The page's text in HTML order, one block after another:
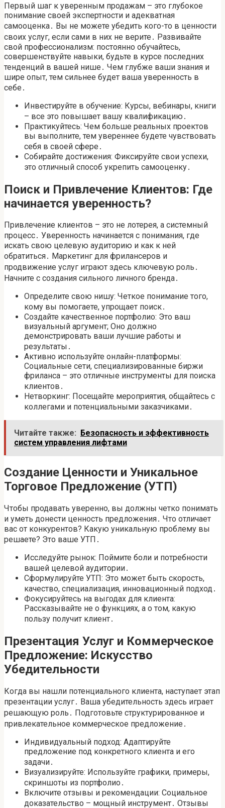
Первый шаг к уверенным продажам – это глубокое
понимание своей экспертности и адекватная
самооценка․ Вы не можете убедить кого-то в ценности
своих услуг, если сами в них не верите․ Развивайте
свой профессионализм: постоянно обучайтесь,
совершенствуйте навыки, будьте в курсе последних
тенденций в вашей нише․ Чем глубже ваши знания и
шире опыт, тем сильнее будет ваша уверенность в
себе․
Инвестируйте в обучение: Курсы, вебинары, книги
– все это повышает вашу квалификацию․
Практикуйтесь: Чем больше реальных проектов
вы выполните, тем увереннее будете чувствовать
себя в своей сфере․
Собирайте достижения: Фиксируйте свои успехи,
это отличный способ укрепить самооценку․
Поиск и Привлечение Клиентов: Где
начинается уверенность?
Привлечение клиентов – это не лотерея, а системный
процесс․ Уверенность начинается с понимания, где
искать свою целевую аудиторию и как к ней
обратиться․ Маркетинг для фрилансеров и
продвижение услуг играют здесь ключевую роль․
Начните с создания сильного личного бренда․
Определите свою нишу: Четкое понимание того,
кому вы помогаете, упрощает поиск․
Создайте качественное портфолио: Это ваш
визуальный аргумент; Оно должно
демонстрировать ваши лучшие работы и
результаты․
Активно используйте онлайн-платформы:
Социальные сети, специализированные биржи
фриланса – это отличные инструменты для поиска
клиентов․
Нетворкинг: Посещайте мероприятия, общайтесь с
коллегами и потенциальными заказчиками․
Читайте также:
Безопасность и эффективность
систем управления лифтами
Создание Ценности и Уникальное
Торговое Предложение (УТП)
Чтобы продавать уверенно, вы должны четко понимать
и уметь донести ценность предложения․ Что отличает
вас от конкурентов? Какую уникальную проблему вы
решаете? Это ваше УТП․
Исследуйте рынок: Поймите боли и потребности
вашей целевой аудитории․
Сформулируйте УТП: Это может быть скорость,
качество, специализация, инновационный подход․
Фокусируйтесь на выгодах для клиента:
Рассказывайте не о функциях, а о том, какую
пользу получит клиент․
Презентация Услуг и Коммерческое
Предложение: Искусство
Убедительности
Когда вы нашли потенциального клиента, наступает этап
презентации услуг․ Ваша убедительность здесь играет
решающую роль․ Подготовьте структурированное и
привлекательное коммерческое предложение․
Индивидуальный подход: Адаптируйте
предложение под конкретного клиента и его
задачи․
Визуализируйте: Используйте графики, примеры,
скриншоты из портфолио․
Включите отзывы и рекомендации: Социальное
доказательство – мощный инструмент․ Отзывы